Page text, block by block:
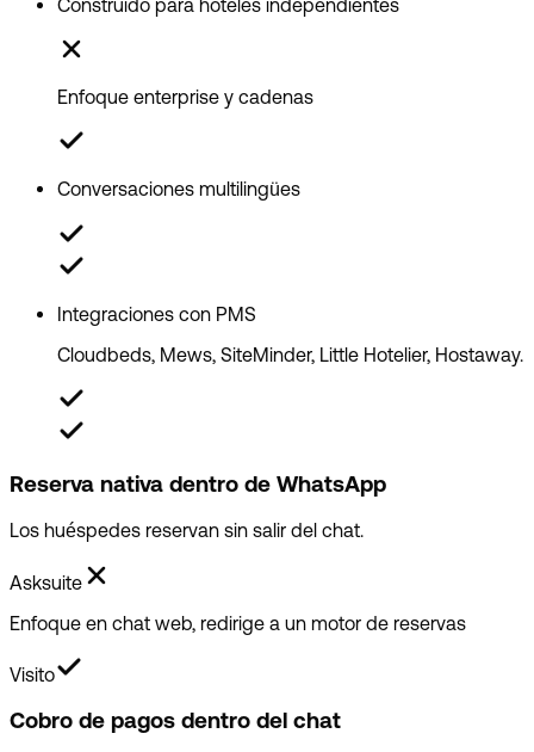
Construido para hoteles independientes
Enfoque enterprise y cadenas
Conversaciones multilingües
Integraciones con PMS
Cloudbeds, Mews, SiteMinder, Little Hotelier, Hostaway.
Reserva nativa dentro de WhatsApp
Los huéspedes reservan sin salir del chat.
Asksuite
Enfoque en chat web, redirige a un motor de reservas
Visito
Cobro de pagos dentro del chat